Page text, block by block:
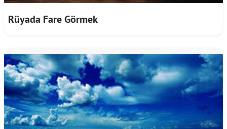
Rüyada Fare Görmek